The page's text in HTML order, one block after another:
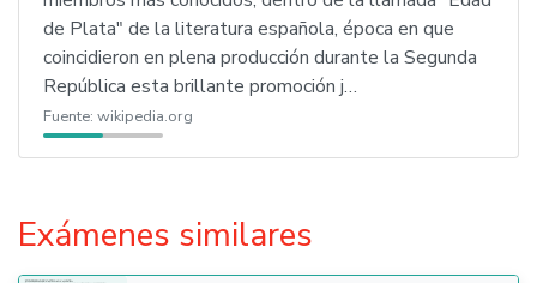
de Plata" de la literatura española, época en que
coincidieron en plena producción durante la Segunda
República esta brillante promoción j…
Fuente: wikipedia.org
Exámenes similares